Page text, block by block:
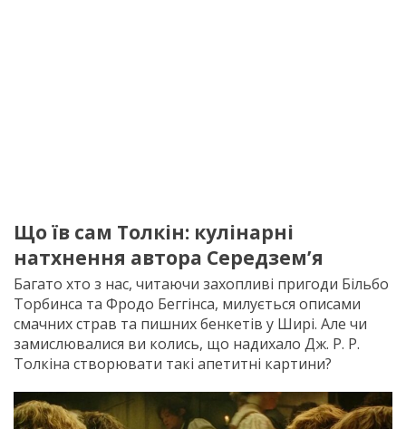
Що їв сам Толкін: кулінарні
натхнення автора Середзем’я
Багато хто з нас, читаючи захопливі пригоди Більбо
Торбинса та Фродо Беггінса, милується описами
смачних страв та пишних бенкетів у Ширі. Але чи
замислювалися ви колись, що надихало Дж. Р. Р.
Толкіна створювати такі апетитні картини?